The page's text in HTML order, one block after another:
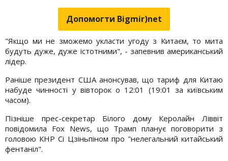
Допомогти Bigmir)net
"Якщо ми не зможемо укласти угоду з Китаєм, то мита
будуть дуже, дуже істотними", - запевнив американський
лідер.
Раніше президент США анонсував, що тариф для Китаю
набуде чинності у вівторок о 12:01 (19:01 за київським
часом).
Пізніше прес-секретар Білого дому Керолайн Ліввіт
повідомила Fox News, що Трамп планує поговорити з
головою КНР Сі Цзіньпіном про "нелегальний китайський
фентаніл".